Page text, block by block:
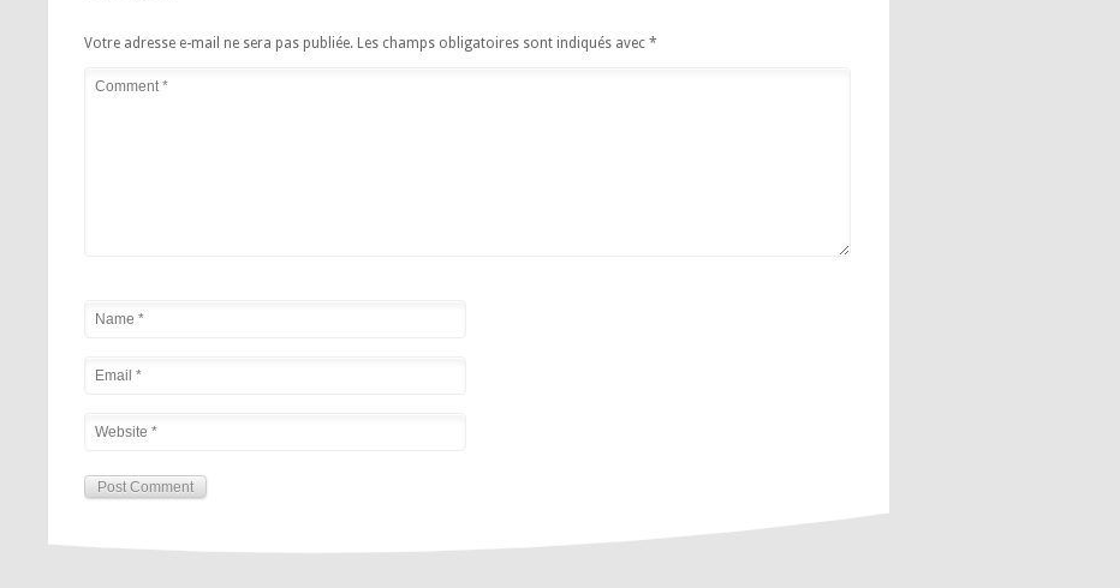
Votre adresse e-mail ne sera pas publiée. Les champs obligatoires sont indiqués avec *